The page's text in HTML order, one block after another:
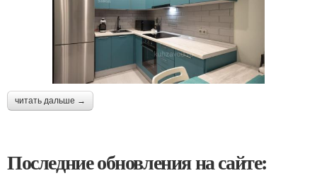
читать дальше →
Последние обновления на сайте: